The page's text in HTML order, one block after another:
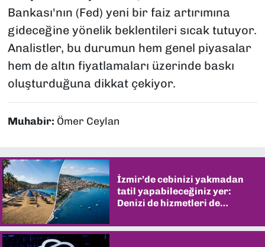
Bankası'nın (Fed) yeni bir faiz artırımına
gideceğine yönelik beklentileri sıcak tutuyor.
Analistler, bu durumun hem genel piyasalar
hem de altın fiyatlamaları üzerinde baskı
oluşturduğuna dikkat çekiyor.
Muhabir: Ömer Ceylan
İzmir’de cebinizi yakmadan
tatil yapabileceğiniz yer:
Denizi de hizmetleri de